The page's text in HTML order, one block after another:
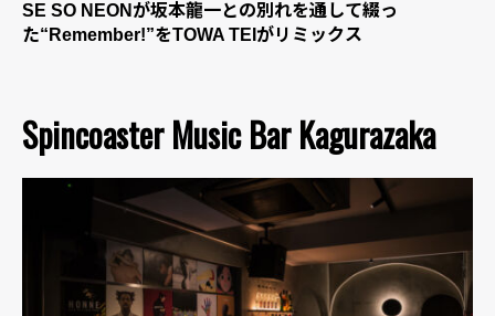
SE SO NEONが坂本龍一との別れを通して綴っ
た“Remember!”をTOWA TEIがリミックス
Spincoaster Music Bar Kagurazaka